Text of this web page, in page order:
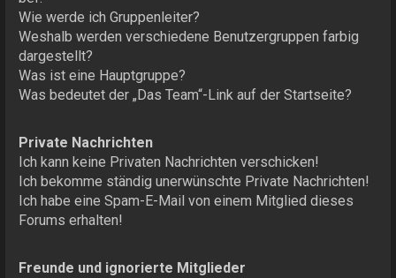
Wie werde ich Gruppenleiter?
Weshalb werden verschiedene Benutzergruppen farbig
dargestellt?
Was ist eine Hauptgruppe?
Was bedeutet der „Das Team“-Link auf der Startseite?
Private Nachrichten
Ich kann keine Privaten Nachrichten verschicken!
Ich bekomme ständig unerwünschte Private Nachrichten!
Ich habe eine Spam-E-Mail von einem Mitglied dieses
Forums erhalten!
Freunde und ignorierte Mitglieder